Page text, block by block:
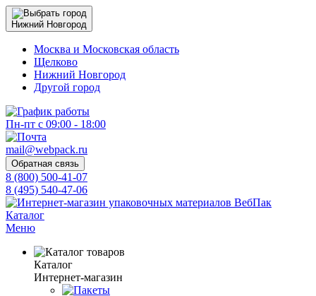
Нижний Новгород
Москва и Московская область
Щелково
Нижний Новгород
Другой город
Пн-пт с 09:00 - 18:00
mail@webpack.ru
Обратная связь
8 (800) 500-41-07
8 (495) 540-47-06
Каталог
Меню
Каталог
Интернет-магазин